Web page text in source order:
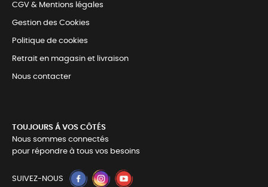
CGV & Mentions légales
Gestion des Cookies
Politique de cookies
Retrait en magasin et livraison
Nous contacter
TOUJOURS Á VOS CÔTÉS
Nous sommes connectés
pour répondre à tous vos besoins
SUIVEZ-NOUS